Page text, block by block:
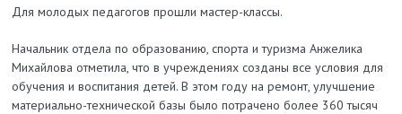
Для молодых педагогов прошли мастер-классы.
Начальник отдела по образованию, спорта и туризма Анжелика
Михайлова отметила, что в учреждениях созданы все условия для
обучения и воспитания детей. В этом году на ремонт, улучшение
материально-технической базы было потрачено более 360 тысяч